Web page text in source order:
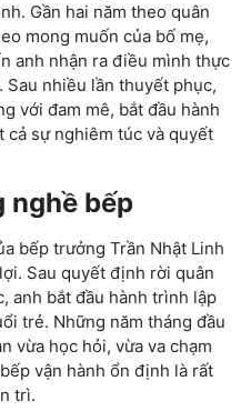
Gần hai năm theo quân
mong muốn của bố mẹ,
anh nhận ra điều mình thực
Sau nhiều lần thuyết phục,
với đam mê, bắt đầu hành
sự nghiêm túc và quyết
nghề bếp
bếp trưởng Trần Nhật Linh
Sau quyết định rời quân
anh bắt đầu hành trình lập
trẻ. Những năm tháng đầu
vừa học hỏi, vừa va chạm
vận hành ổn định là rất
trì.